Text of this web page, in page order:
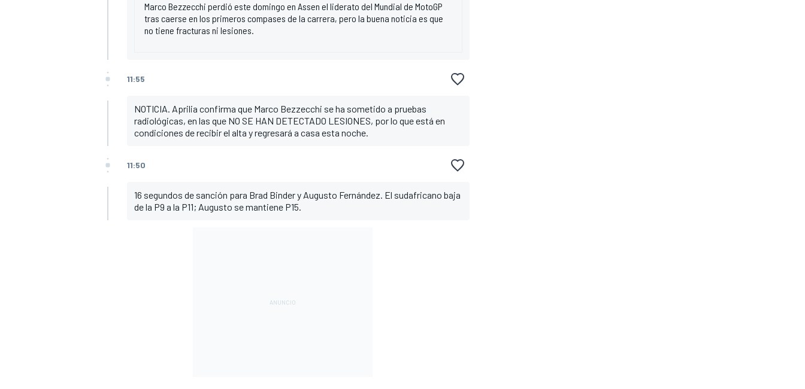
Marco Bezzecchi perdió este domingo en Assen el liderato del Mundial de MotoGP
tras caerse en los primeros compases de la carrera, pero la buena noticia es que
no tiene fracturas ni lesiones.
11:55
NOTICIA. Aprilia confirma que Marco Bezzecchi se ha sometido a pruebas
radiológicas, en las que NO SE HAN DETECTADO LESIONES, por lo que está en
condiciones de recibir el alta y regresará a casa esta noche.
11:50
16 segundos de sanción para Brad Binder y Augusto Fernández. El sudafricano baja
de la P9 a la P11; Augusto se mantiene P15.